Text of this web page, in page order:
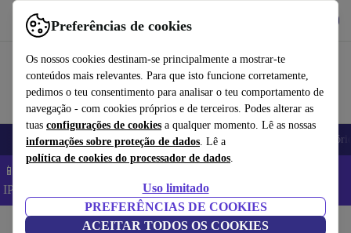
Preferências de cookies
Os nossos cookies destinam-se principalmente a mostrar-te
conteúdos mais relevantes. Para que isto funcione corretamente,
pedimos o teu consentimento para analisar o teu comportamento de
navegação - com cookies próprios e de terceiros. Podes alterar as
tuas configurações de cookies a qualquer momento. Lê as nossas
informações sobre proteção de dados. Lê a
política de cookies do processador de dados.
Uso limitado
PREFERÊNCIAS DE COOKIES
ACEITAR TODOS OS COOKIES
Use o refurbed de forma rápida e fácil
Telemóveis Computadores Portáteis Tablets
📱 Poupa 5% EXTRA em todos os iPhones – Código:
IPHONEDEAL –
Início Jardim Corta-relva